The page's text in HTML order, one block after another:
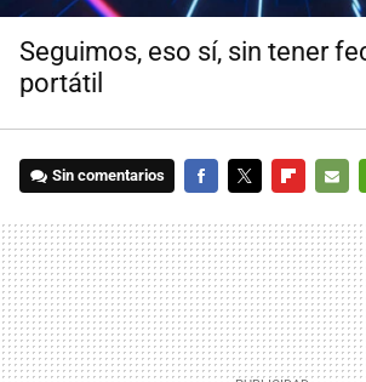
Seguimos, eso sí, sin tener
portátil
Sin comentarios
MAIL